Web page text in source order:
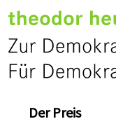
Der Preis